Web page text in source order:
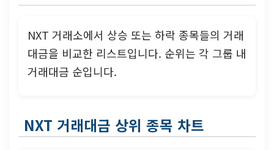
NXT 거래소에서 상승 또는 하락 종목들의 거래
대금을 비교한 리스트입니다. 순위는 각 그룹 내
거래대금 순입니다.
NXT 거래대금 상위 종목 차트